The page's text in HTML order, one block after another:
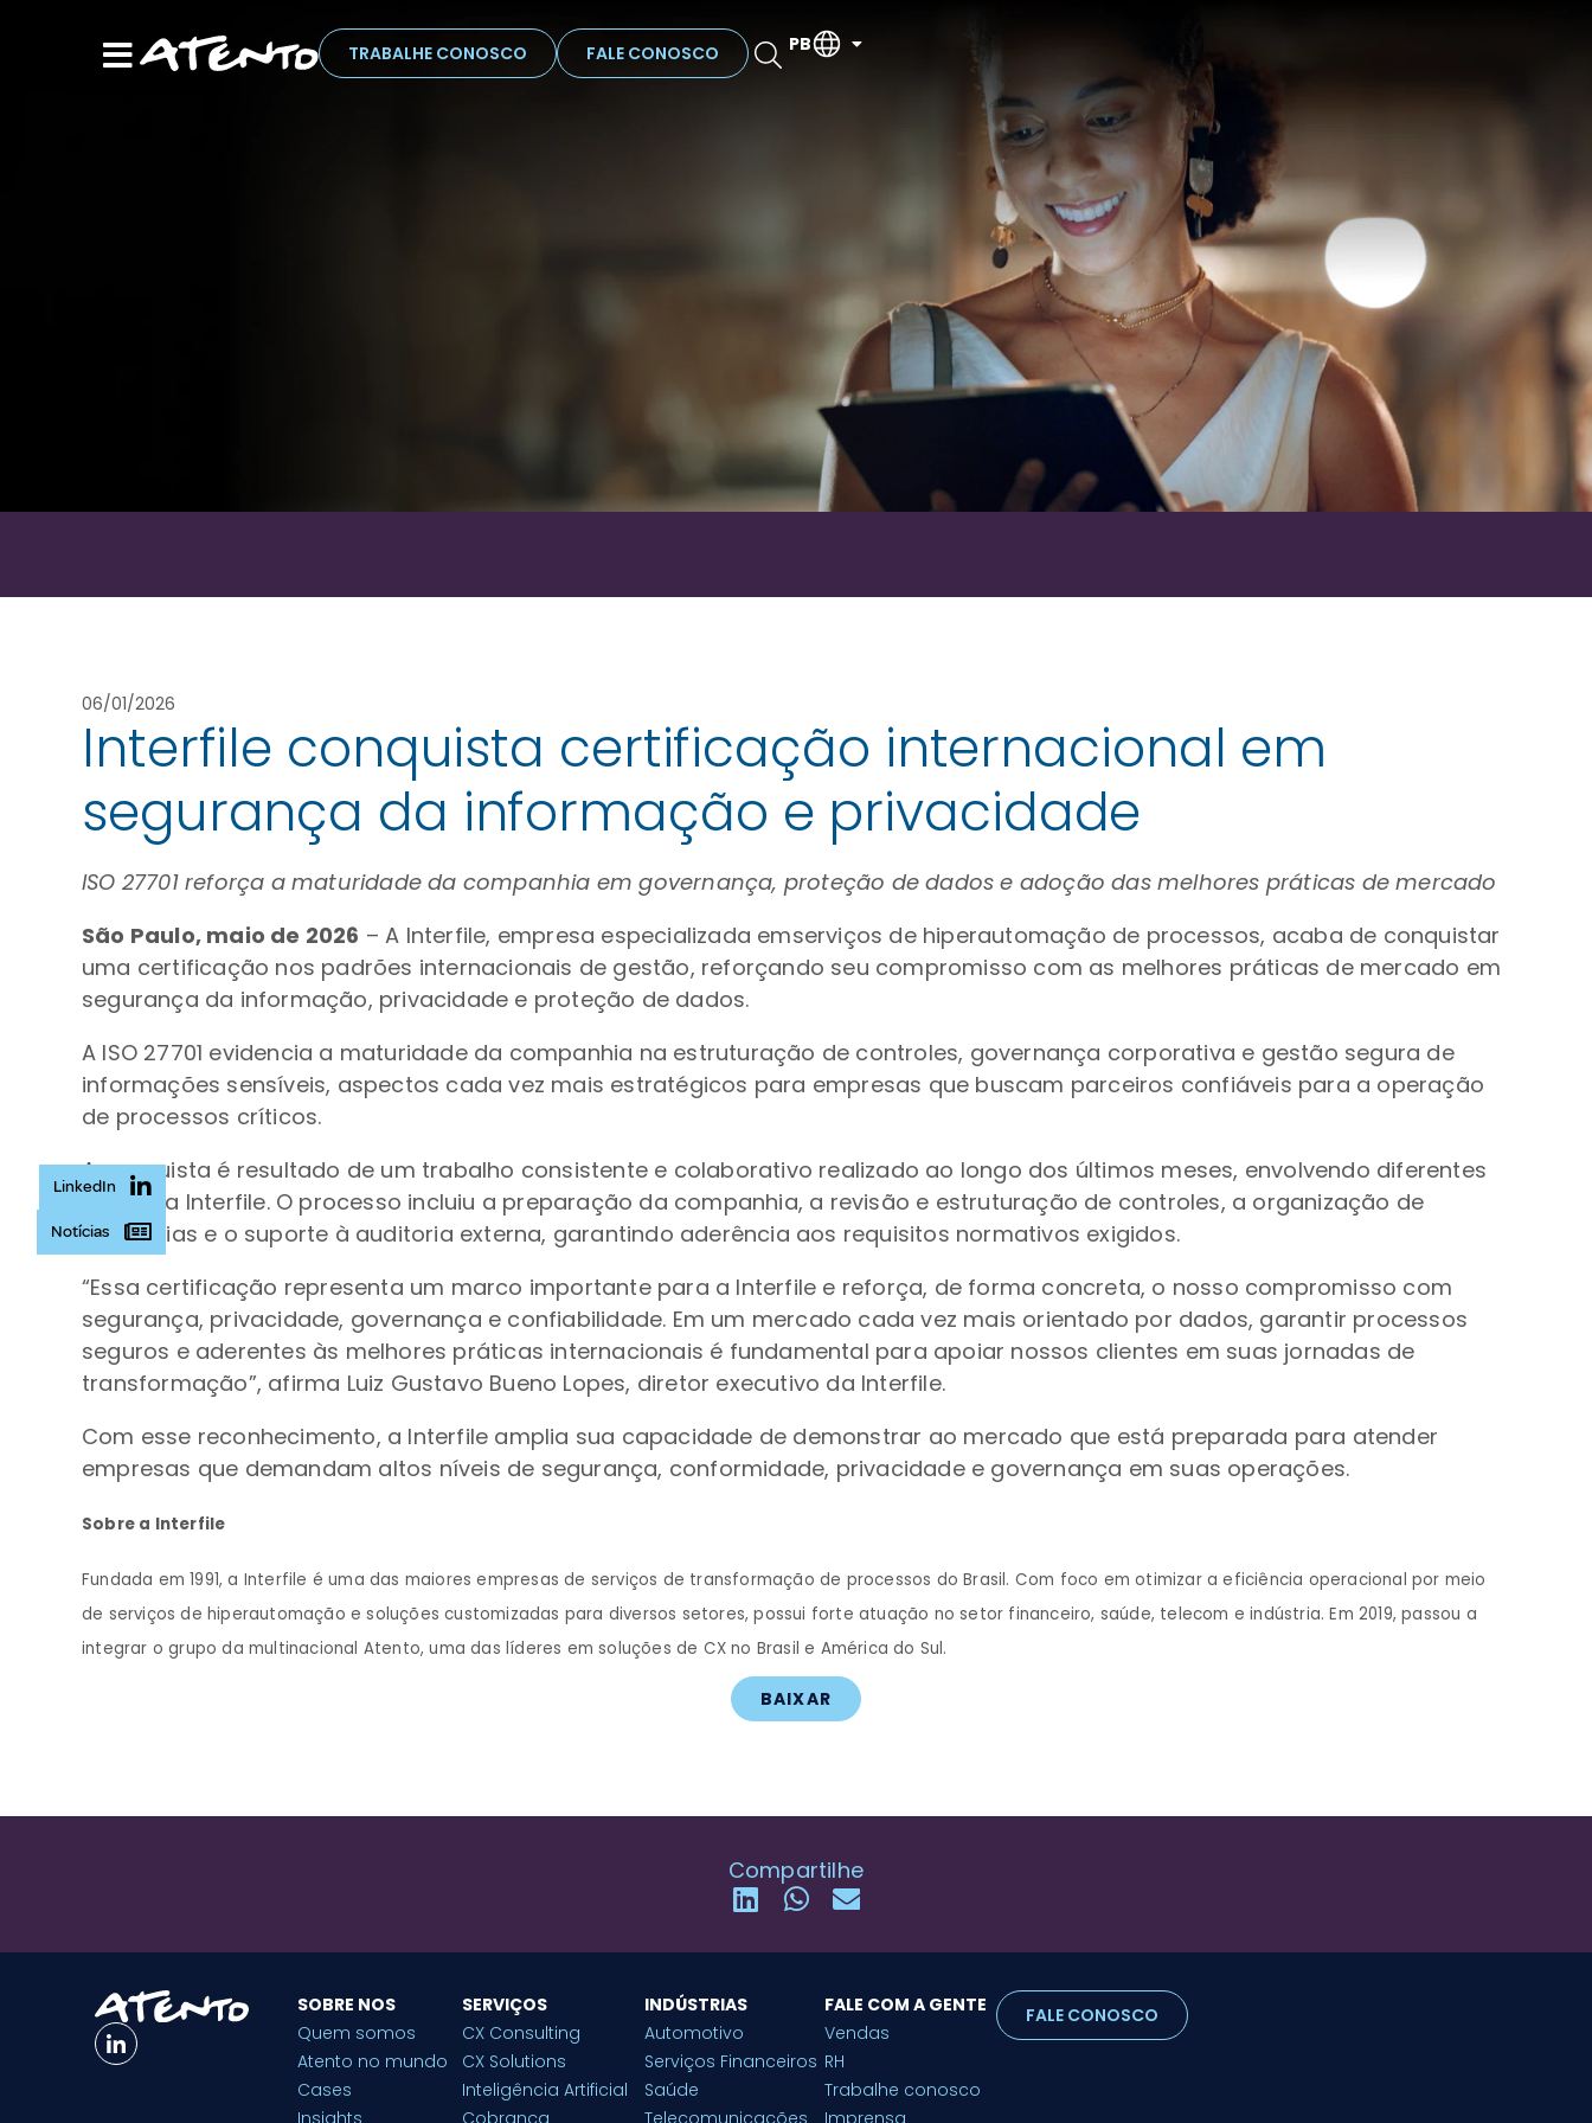
TRABALHE CONOSCO FALE CONOSCO PB
06/01/2026
Interfile conquista certificação internacional em
segurança da informação e privacidade
ISO 27701 reforça a maturidade da companhia em governança, proteção de dados e adoção das melhores práticas de mercado
São Paulo, maio de 2026 – A Interfile, empresa especializada emserviços de hiperautomação de processos, acaba de conquistar
uma certificação nos padrões internacionais de gestão, reforçando seu compromisso com as melhores práticas de mercado em
segurança da informação, privacidade e proteção de dados.
A ISO 27701 evidencia a maturidade da companhia na estruturação de controles, governança corporativa e gestão segura de
informações sensíveis, aspectos cada vez mais estratégicos para empresas que buscam parceiros confiáveis para a operação
de processos críticos.
A conquista é resultado de um trabalho consistente e colaborativo realizado ao longo dos últimos meses, envolvendo diferentes
áreas da Interfile. O processo incluiu a preparação da companhia, a revisão e estruturação de controles, a organização de
evidências e o suporte à auditoria externa, garantindo aderência aos requisitos normativos exigidos.
“Essa certificação representa um marco importante para a Interfile e reforça, de forma concreta, o nosso compromisso com
segurança, privacidade, governança e confiabilidade. Em um mercado cada vez mais orientado por dados, garantir processos
seguros e aderentes às melhores práticas internacionais é fundamental para apoiar nossos clientes em suas jornadas de
transformação”, afirma Luiz Gustavo Bueno Lopes, diretor executivo da Interfile.
Com esse reconhecimento, a Interfile amplia sua capacidade de demonstrar ao mercado que está preparada para atender
empresas que demandam altos níveis de segurança, conformidade, privacidade e governança em suas operações.
Sobre a Interfile
Fundada em 1991, a Interfile é uma das maiores empresas de serviços de transformação de processos do Brasil. Com foco em otimizar a eficiência operacional por meio
de serviços de hiperautomação e soluções customizadas para diversos setores, possui forte atuação no setor financeiro, saúde, telecom e indústria. Em 2019, passou a
integrar o grupo da multinacional Atento, uma das líderes em soluções de CX no Brasil e América do Sul.
BAIXAR
Compartilhe
SOBRE NOS
Quem somos
Atento no mundo
Cases
SERVIÇOS
CX Consulting
CX Solutions
Inteligência Artificial
INDÚSTRIAS
Automotivo
Serviços Financeiros
Saúde
FALE COM A GENTE
Vendas
RH
Trabalhe conosco
FALE CONOSCO
LinkedIn
Notícias